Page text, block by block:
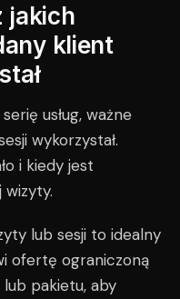
jakich
klient
usług, ważne
wykorzystał.
i kiedy jest
lub sesji to idealny
ofertę ograniczoną
pakietu, aby